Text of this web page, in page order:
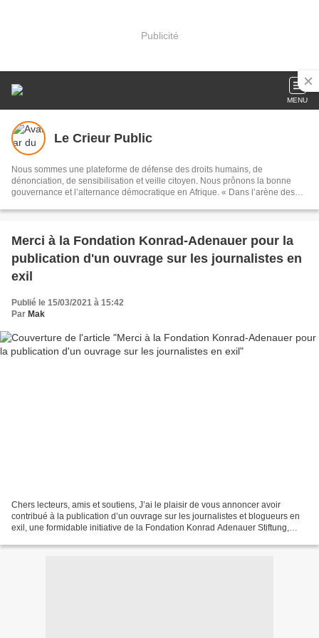
Publicité
MENU
Le Crieur Public
Nous sommes une plateforme de défense des droits humains, de
dénonciation, de sensibilisation et veille citoyen. Nous prônons la bonne
gouvernance et l’alternance démocratique en Afrique. « Dans l’arène des
pas le succès ou la gloire à mes pieds, je reste convaincu que je suis un
Merci à la Fondation Konrad-Adenauer pour la
publication d'un ouvrage sur les journalistes en
exil
Publié le 15/03/2021 à 15:42
Par Mak
Chers lecteurs, amis et soutiens, J’ai le plaisir de vous annoncer avoir
contribué à la publication d’un ouvrage sur les journalistes et blogueurs en
exil, une formidable initiative de la Fondation Konrad Adenauer Stiftung,